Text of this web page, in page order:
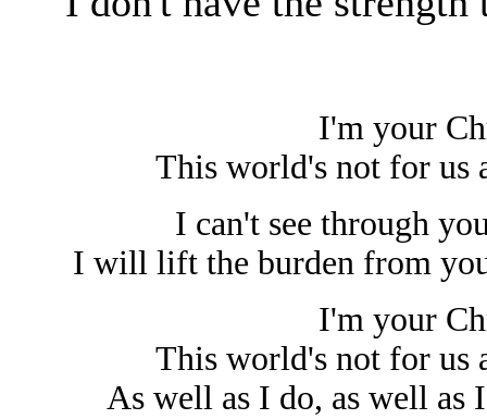
I'm your
This world's not for us
I can't see through
I will lift the burden from
I'm your
This world's not for us
As well as I do, as well as